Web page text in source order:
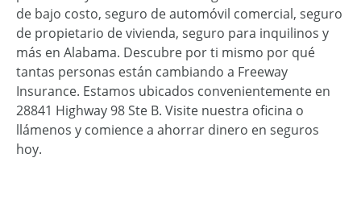
de bajo costo, seguro de automóvil comercial, seguro
de propietario de vivienda, seguro para inquilinos y
más en Alabama. Descubre por ti mismo por qué
tantas personas están cambiando a Freeway
Insurance. Estamos ubicados convenientemente en
28841 Highway 98 Ste B. Visite nuestra oficina o
llámenos y comience a ahorrar dinero en seguros
hoy.